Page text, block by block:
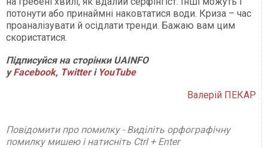
потонути або принаймні наковтатися води. Криза – час
проаналізувати й осідлати тренди. Бажаю вам цим
скористатися.
Підписуйся на сторінки UAINFO
уFacebook, Twitterі YouTube
Валерій ПЕКАР
Повідомити про помилку - Виділіть орфографічну
помилку мишею і натисніть Ctrl + Enter